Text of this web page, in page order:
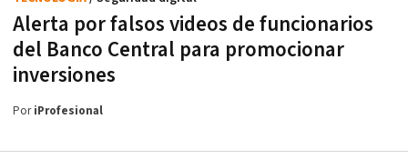
Alerta por falsos videos de funcionarios
del Banco Central para promocionar
inversiones
PoriProfesional